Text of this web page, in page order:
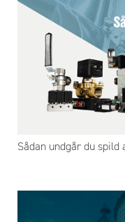
Sådan undgår du